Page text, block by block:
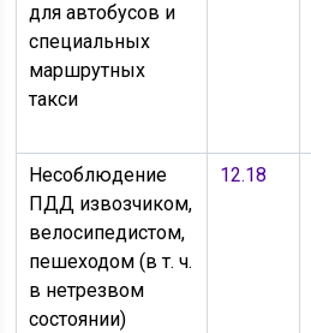
для автобусов и
специальных
маршрутных
такси
Несоблюдение
ПДД извозчиком,
велосипедистом,
пешеходом (в т. ч.
в нетрезвом
состоянии)
12.18